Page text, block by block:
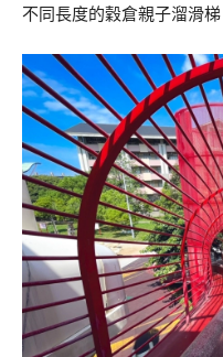
不同長度的穀倉親子溜滑